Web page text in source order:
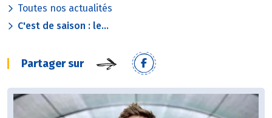
Toutes nos actualités
C'est de saison : le...
Partager sur